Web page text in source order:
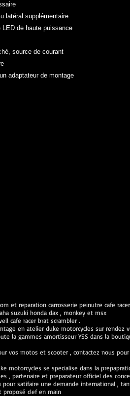
latéral supplémentaire
de haute puissance
source de courant
adaptateur de montage
et reparation carrosserie peinutre cafe
suzuki honda dax , monkey et msx
cafe racer brat scrambler .
en atelier duke motorcycles sur rendez
la gammes amortisseur YSS dans la
vos motos et scooter , contactez nous
motorcycles se specialise dans la
, partenaire et preparateur officiel des
satifaire une demande international ,
proposé clef en main